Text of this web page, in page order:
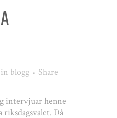
in blogg Share
intervjuar henne
Då